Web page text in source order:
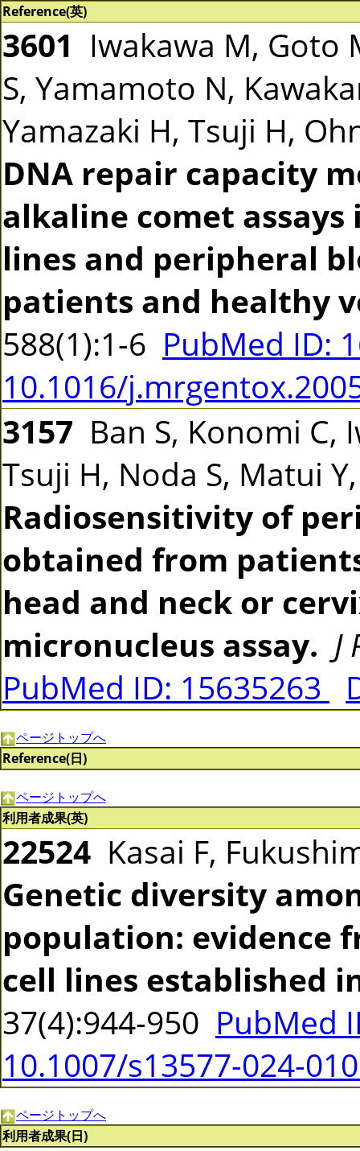
Reference(英)
3601 Iwakawa M, Goto
S, Yamamoto N,
Yamazaki H, Tsuji H,
DNA repair capacity
alkaline comet
lines and peripheral
patients and healthy
588(1):1-6 PubMed ID:
10.1016/
3157 Ban S, Konomi C,
Tsuji H, Noda S, Matui
Radiosensitivity of
obtained from
head and neck or
micronucleus assay. J
PubMed ID: 15635263
ページトップへ
Reference(日)
ページトップへ
利用者成果(英)
22524 Kasai F,
Genetic diversity
population: evidence
cell lines established
37(4):944-950 PubMed
10.1007/s13577-024-
ページトップへ
利用者成果(日)